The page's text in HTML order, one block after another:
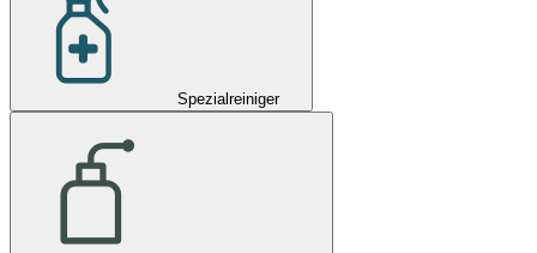
Spezialreiniger